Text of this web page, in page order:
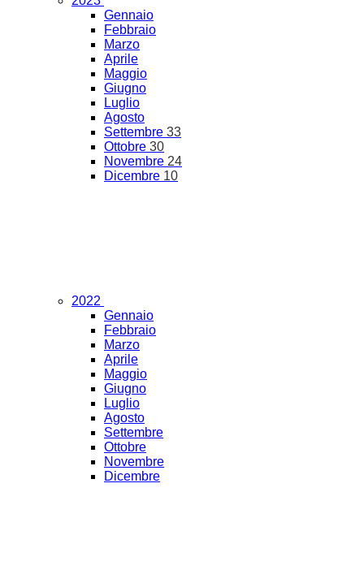
Gennaio
Febbraio
Marzo
Aprile
Maggio
Giugno
Luglio
Agosto
Settembre 33
Ottobre 30
Novembre 24
Dicembre 10
2022
Gennaio
Febbraio
Marzo
Aprile
Maggio
Giugno
Luglio
Agosto
Settembre
Ottobre
Novembre
Dicembre